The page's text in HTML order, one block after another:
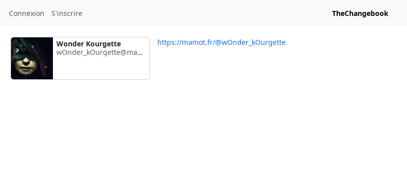
Connexion S'inscrire TheChangebook
Wonder Kourgette
wOnder_kOurgette@mamot.fr
https://mamot.fr/@wOnder_kOurgette